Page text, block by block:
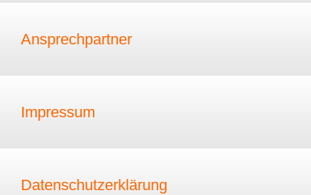
Ansprechpartner
Impressum
Datenschutzerklärung